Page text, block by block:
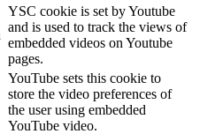
YSC cookie is set by Youtube
and is used to track the views of
embedded videos on Youtube
pages.
YouTube sets this cookie to
store the video preferences of
the user using embedded
YouTube video.